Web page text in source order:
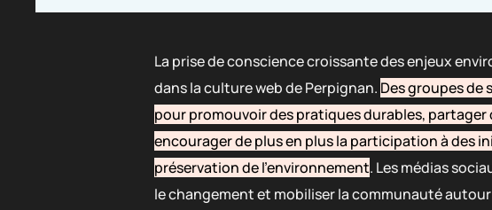
La prise de conscience croissante des enjeux
dans la culture web de Perpignan. Des groupes de
pour promouvoir des pratiques durables,
encourager de plus en plus la participation à des
préservation de l’environnement. Les médias
le changement et mobiliser la communauté